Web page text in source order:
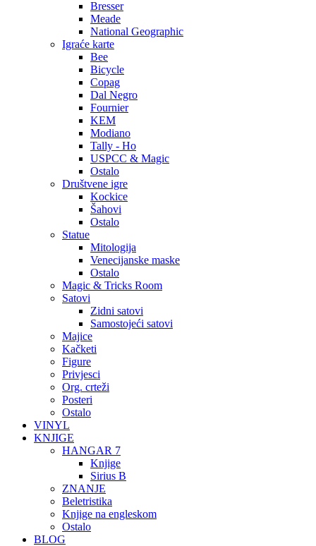
Bresser
Meade
National Geographic
Igraće karte
Bee
Bicycle
Copag
Dal Negro
Fournier
KEM
Modiano
Tally - Ho
USPCC & Magic
Ostalo
Društvene igre
Kockice
Šahovi
Ostalo
Statue
Mitologija
Venecijanske maske
Ostalo
Magic & Tricks Room
Satovi
Zidni satovi
Samostojeći satovi
Majice
Kačketi
Figure
Privjesci
Org. crteži
Posteri
Ostalo
VINYL
KNJIGE
HANGAR 7
Knjige
Sirius B
ZNANJE
Beletristika
Knjige na engleskom
Ostalo
BLOG